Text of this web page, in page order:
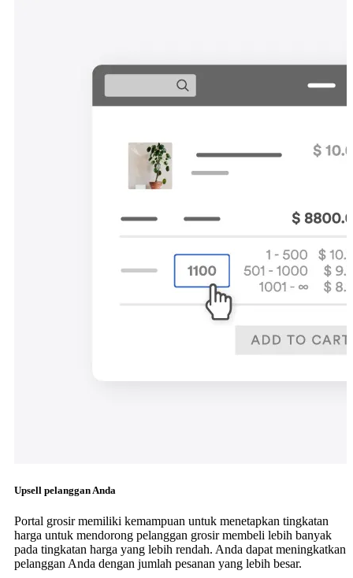
Upsell pelanggan Anda
Portal grosir memiliki kemampuan untuk menetapkan tingkatan
harga untuk mendorong pelanggan grosir membeli lebih banyak
pada tingkatan harga yang lebih rendah. Anda dapat meningkatkan
pelanggan Anda dengan jumlah pesanan yang lebih besar.